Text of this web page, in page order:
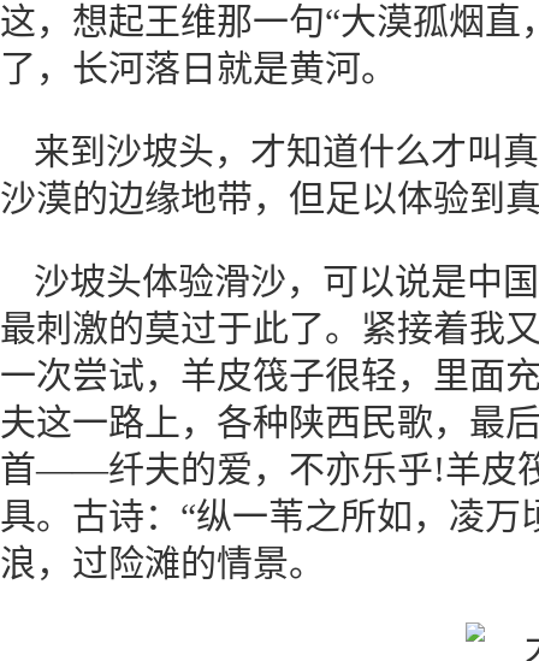
这，想起王维那一句“大漠孤烟
了，长河落日就是黄河。
来到沙坡头，才知道什么才叫
沙漠的边缘地带，但足以体验到
沙坡头体验滑沙，可以说是中
最刺激的莫过于此了。紧接着我
一次尝试，羊皮筏子很轻，里面
夫这一路上，各种陕西民歌，最
首——纤夫的爱，不亦乐乎!羊皮
具。古诗：“纵一苇之所如，凌
浪，过险滩的情景。